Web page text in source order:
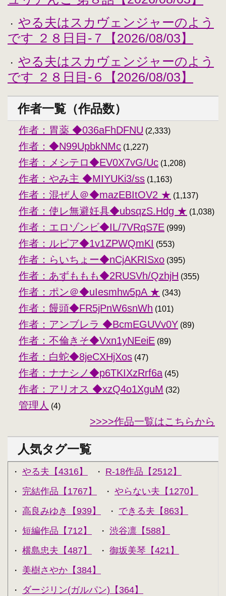
・
やる夫はスカヴェンジャーのよう
です ２８日目-７【2026/08/03】
・
やる夫はスカヴェンジャーのよう
です ２８日目-６【2026/08/03】
作者一覧（作品数）
作者：胃薬 ◆036aFhDFNU (2,333)
作者：◆N99UpbkNMc (1,227)
作者：メシテロ◆EV0X7vG/Uc (1,208)
作者：やみ主 ◆MIYUKi3/ss (1,163)
作者：混ぜ人＠◆mazEBItOV2 ★ (1,137)
作者：使レ無避妊具◆ubsqzS.Hdg ★ (1,038)
作者：エロゾンビ◆IL/7VRqS7E (999)
作者：ルピア◆1v1ZPWQmKI (553)
作者：らいちょー◆nCjAKRISxo (395)
作者：あずももも◆2RUSVh/QzhjH (355)
作者：ポン＠◆uIesmhw5pA ★ (343)
作者：饅頭◆FR5jPnW6snWh (101)
作者：アンブレラ ◆BcmEGUVv0Y (89)
作者：不倫きそ◆Vxn1yNEeiE (89)
作者：白蛇◆8jeCXHjXos (47)
作者：ナナシノ◆p6TKIXzRrf6a (45)
作者：アリオス ◆xzQ4o1XguM (32)
管理人 (4)
>>>>作品一覧はこちらから
人気タグ一覧
・ やる夫【4316】 ・ R-18作品【2512】
・ 完結作品【1767】 ・ やらない夫【1270】
・ 高良みゆき【939】 ・ できる夫【863】
・ 短編作品【712】 ・ 渋谷凛【588】
・ 横島忠夫【487】 ・ 御坂美琴【421】
・ 美樹さやか【384】
・ ダージリン(ガルパン)【364】